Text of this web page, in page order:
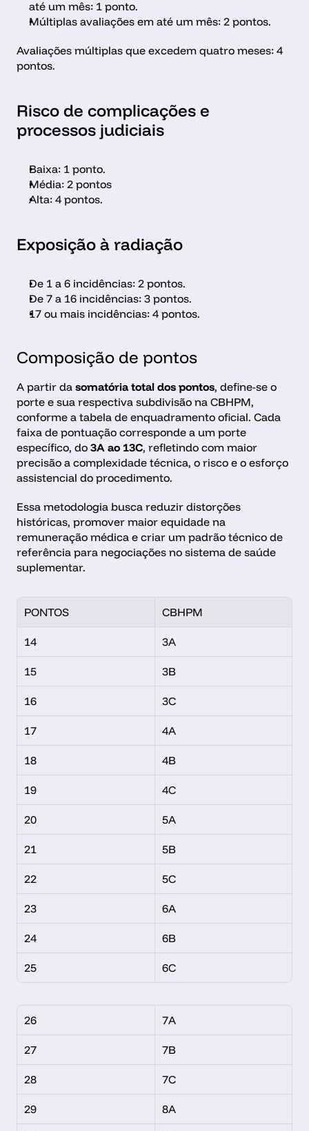
até um mês: 1 ponto.
Múltiplas avaliações em até um mês: 2 pontos.
Avaliações múltiplas que excedem quatro meses: 4
pontos.
Risco de complicações e
processos judiciais
Baixa: 1 ponto.
Média: 2 pontos
Alta: 4 pontos.
Exposição à radiação
De 1 a 6 incidências: 2 pontos.
De 7 a 16 incidências: 3 pontos.
17 ou mais incidências: 4 pontos.
Composição de pontos
A partir da somatória total dos pontos, define-se o
porte e sua respectiva subdivisão na CBHPM,
conforme a tabela de enquadramento oficial. Cada
faixa de pontuação corresponde a um porte
específico, do 3A ao 13C, refletindo com maior
precisão a complexidade técnica, o risco e o esforço
assistencial do procedimento.
Essa metodologia busca reduzir distorções
históricas, promover maior equidade na
remuneração médica e criar um padrão técnico de
referência para negociações no sistema de saúde
suplementar.
PONTOS CBHPM
14 3A
15 3B
16 3C
17 4A
18 4B
19 4C
20 5A
21 5B
22 5C
23 6A
24 6B
25 6C
26 7A
27 7B
28 7C
29 8A